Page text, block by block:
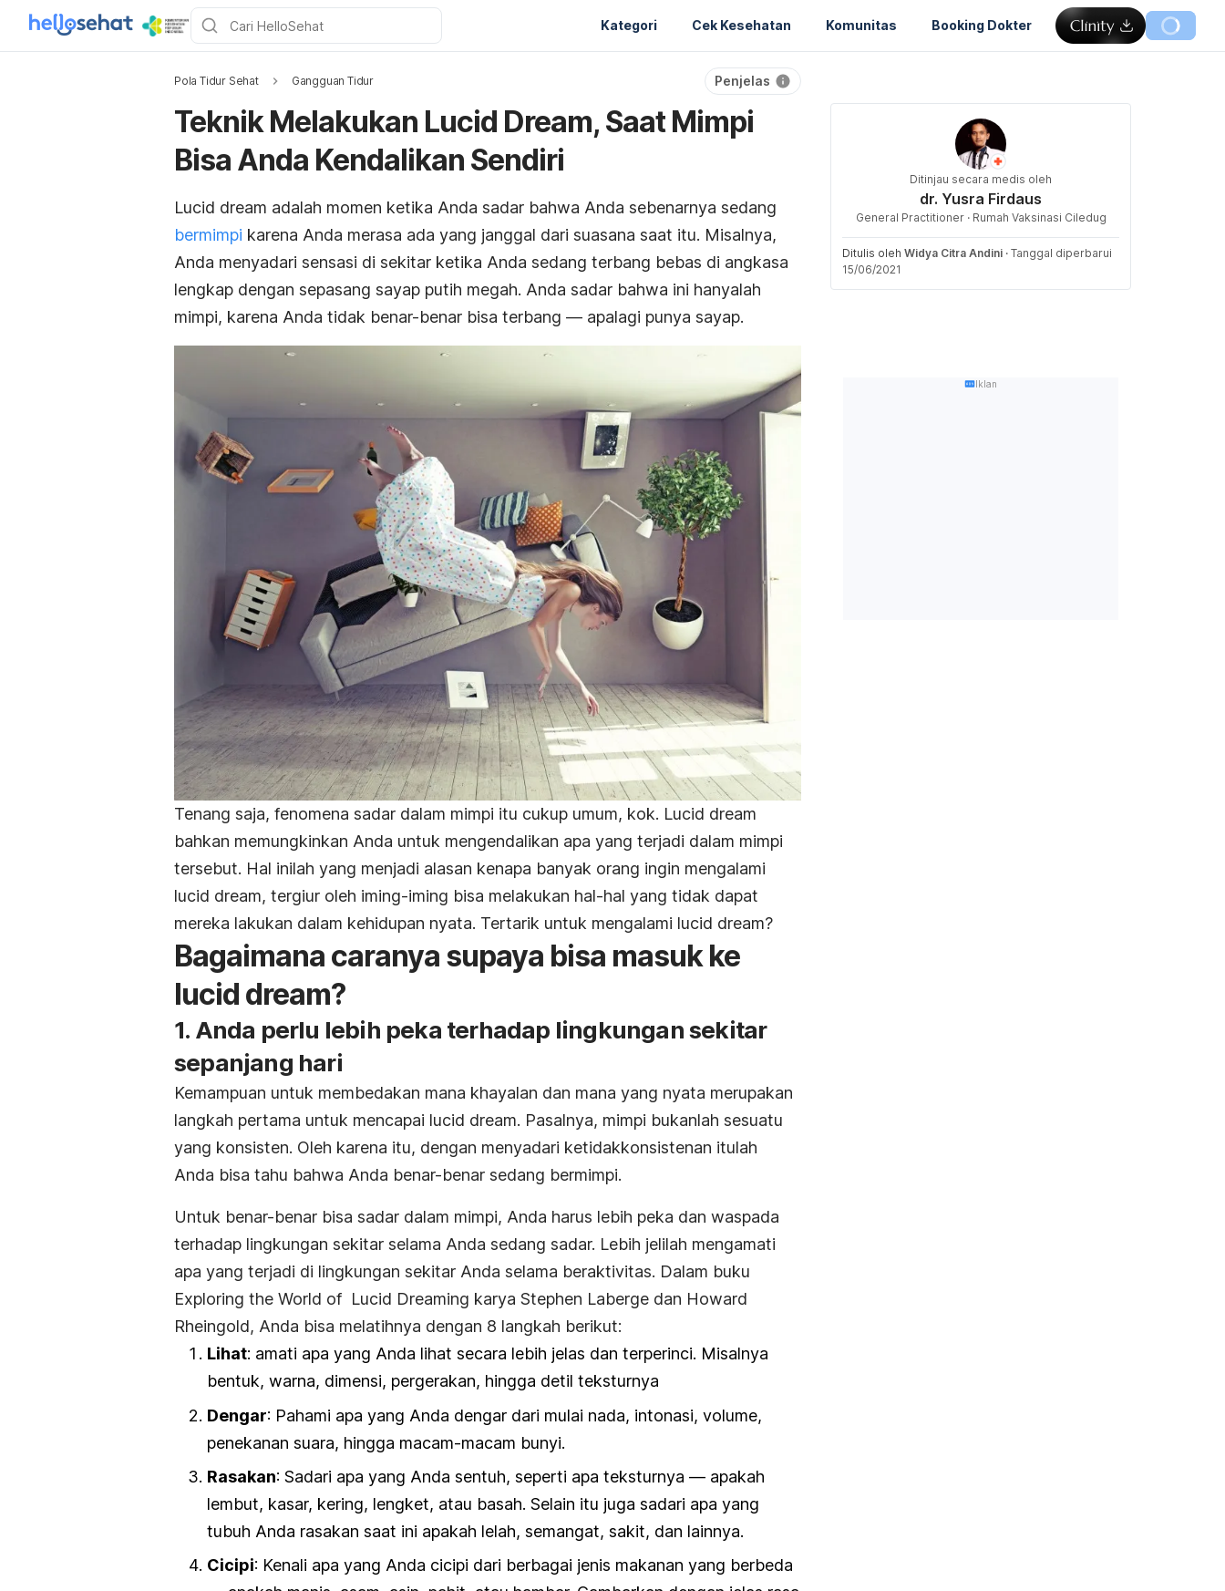
Kategori Cek Kesehatan Komunitas Booking Dokter
Pola Tidur Sehat Gangguan Tidur Penjelas
Teknik Melakukan Lucid Dream, Saat Mimpi
Bisa Anda Kendalikan Sendiri
Lucid dream adalah momen ketika Anda sadar bahwa Anda sebenarnya sedang
bermimpi karena Anda merasa ada yang janggal dari suasana saat itu. Misalnya,
Anda menyadari sensasi di sekitar ketika Anda sedang terbang bebas di angkasa
lengkap dengan sepasang sayap putih megah. Anda sadar bahwa ini hanyalah
mimpi, karena Anda tidak benar-benar bisa terbang — apalagi punya sayap.
Tenang saja, fenomena sadar dalam mimpi itu cukup umum, kok. Lucid dream
bahkan memungkinkan Anda untuk mengendalikan apa yang terjadi dalam mimpi
tersebut. Hal inilah yang menjadi alasan kenapa banyak orang ingin mengalami
lucid dream, tergiur oleh iming-iming bisa melakukan hal-hal yang tidak dapat
mereka lakukan dalam kehidupan nyata. Tertarik untuk mengalami lucid dream?
Bagaimana caranya supaya bisa masuk ke
lucid dream?
1. Anda perlu lebih peka terhadap lingkungan sekitar
sepanjang hari
Kemampuan untuk membedakan mana khayalan dan mana yang nyata merupakan
langkah pertama untuk mencapai lucid dream. Pasalnya, mimpi bukanlah sesuatu
yang konsisten. Oleh karena itu, dengan menyadari ketidakkonsistenan itulah
Anda bisa tahu bahwa Anda benar-benar sedang bermimpi.
Untuk benar-benar bisa sadar dalam mimpi, Anda harus lebih peka dan waspada
terhadap lingkungan sekitar selama Anda sedang sadar. Lebih jelilah mengamati
apa yang terjadi di lingkungan sekitar Anda selama beraktivitas. Dalam buku
Exploring the World of Lucid Dreaming karya Stephen Laberge dan Howard
Rheingold, Anda bisa melatihnya dengan 8 langkah berikut:
Lihat: amati apa yang Anda lihat secara lebih jelas dan terperinci. Misalnya
bentuk, warna, dimensi, pergerakan, hingga detil teksturnya
Dengar: Pahami apa yang Anda dengar dari mulai nada, intonasi, volume,
penekanan suara, hingga macam-macam bunyi.
Rasakan: Sadari apa yang Anda sentuh, seperti apa teksturnya — apakah
lembut, kasar, kering, lengket, atau basah. Selain itu juga sadari apa yang
tubuh Anda rasakan saat ini apakah lelah, semangat, sakit, dan lainnya.
Cicipi: Kenali apa yang Anda cicipi dari berbagai jenis makanan yang berbeda
Ditinjau secara medis oleh
dr. Yusra Firdaus
General Practitioner · Rumah Vaksinasi Ciledug
Ditulis oleh Widya Citra Andini · Tanggal diperbarui
15/06/2021
Iklan